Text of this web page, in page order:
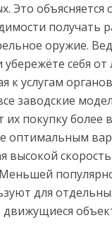
Это объясняется
получать
оружие.
убережёте себя
к услугам
заводские
покупку более
оптимальным
высокой
Меньшей
для